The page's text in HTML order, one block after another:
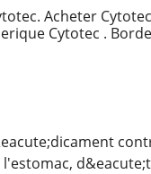
Acheter
Cytotec .